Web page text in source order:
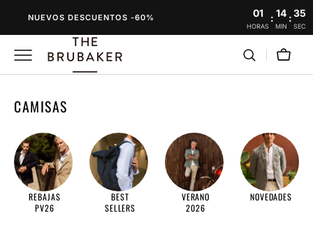
01
HORAS
: 14
MIN
:35
SEC
NUEVOS DESCUENTOS -60%
Carro
RECOPILACIÓN:
CAMISAS
REBAJAS
PV26
BEST
SELLERS
VERANO
2026
NOVEDADES